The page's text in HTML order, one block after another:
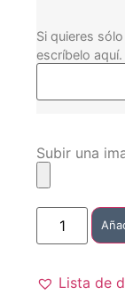
Si quieres
escríbelo
Subir una
Lista de